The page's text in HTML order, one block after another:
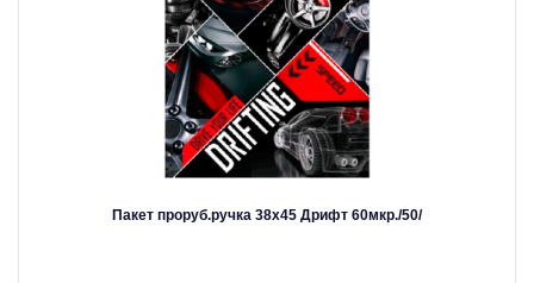
Пакет проруб.ручка 38х45 Дрифт 60мкр./50/